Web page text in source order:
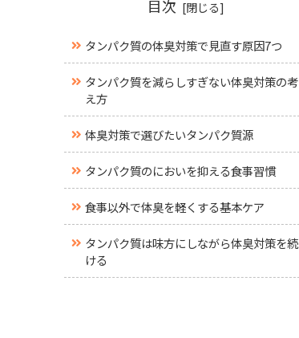
目次
タンパク質の体臭対策で見直す原因7つ
タンパク質を減らしすぎない体臭対策の考
え方
体臭対策で選びたいタンパク質源
タンパク質のにおいを抑える食事習慣
食事以外で体臭を軽くする基本ケア
タンパク質は味方にしながら体臭対策を続
ける